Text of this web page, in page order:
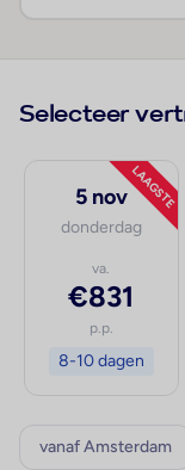
Selecteer
LAAGSTE
5 nov
donderdag
va.
€831
p.p.
8-10 dagen
vanaf Amsterdam